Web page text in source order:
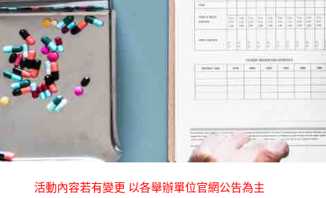
活動內容若有變更 以各舉辦單位官網公告為主